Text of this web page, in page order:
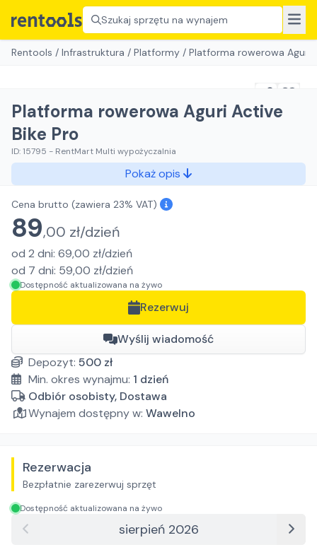
Szukaj sprzętu na wynajem
Rentools / Infrastruktura / Platformy / Platforma rowerowa Aguri
Platforma rowerowa Aguri Active
Bike Pro
ID:15795 - RentMart Multi wypożyczalnia
Pokaż opis
Cena brutto (zawiera 23% VAT)
89,00 zł/dzień
od 2 dni: 69,00 zł/dzień
od 7 dni: 59,00 zł/dzień
Dostępność aktualizowana na żywo
Rezerwuj
Wyślij wiadomość
Depozyt: 500 zł
Min. okres wynajmu: 1 dzień
Odbiór osobisty, Dostawa
Wynajem dostępny w: Wawelno
Rezerwacja
Bezpłatnie zarezerwuj sprzęt
Dostępność aktualizowana na żywo
sierpień 2026